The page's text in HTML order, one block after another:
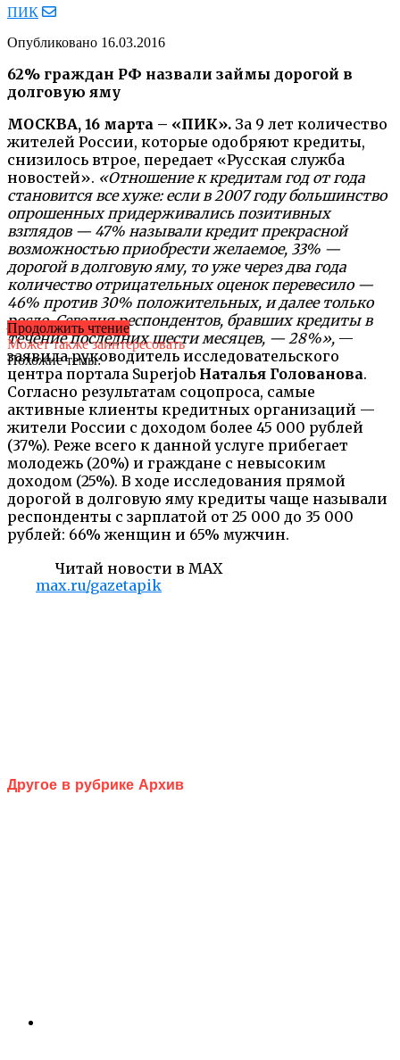
ПИК
Опубликовано 16.03.2016
62% граждан РФ назвали займы дорогой в
долговую яму
МОСКВА, 16 марта – «ПИК». За 9 лет количество
жителей России, которые одобряют кредиты,
снизилось втрое, передает «Русская служба
новостей». «Отношение к кредитам год от года
становится все хуже: если в 2007 году большинство
опрошенных придерживались позитивных
взглядов — 47% называли кредит прекрасной
возможностью приобрести желаемое, 33% —
дорогой в долговую яму, то уже через два года
количество отрицательных оценок перевесило —
46% против 30% положительных, и далее только
росло. Сегодня респондентов, бравших кредиты в
течение последних шести месяцев, — 28%», —
заявила руководитель исследовательского
центра портала Superjob Наталья Голованова.
Согласно результатам соцопроса, самые
активные клиенты кредитных организаций —
жители России с доходом более 45 000 рублей
(37%). Реже всего к данной услуге прибегает
молодежь (20%) и граждане с невысоким
доходом (25%). В ходе исследования прямой
дорогой в долговую яму кредиты чаще называли
респонденты с зарплатой от 25 000 до 35 000
рублей: 66% женщин и 65% мужчин.
Читай новости в MAX
max.ru/gazetapik
Продолжить чтение
Может также заинтересовать
Похожие темы:
Другое в рубрике Архив